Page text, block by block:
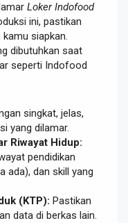
Loker Indofood
ini, pastikan
siapkan.
dibutuhkan saat
seperti Indofood
singkat, jelas,
yang dilamar.
Riwayat Hidup:
pendidikan
ada), dan skill yang
(KTP): Pastikan
data di berkas lain.